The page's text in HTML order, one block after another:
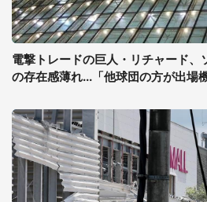
電撃トレードの巨人・リチャード、
の存在感薄れ...「他球団の方が出場